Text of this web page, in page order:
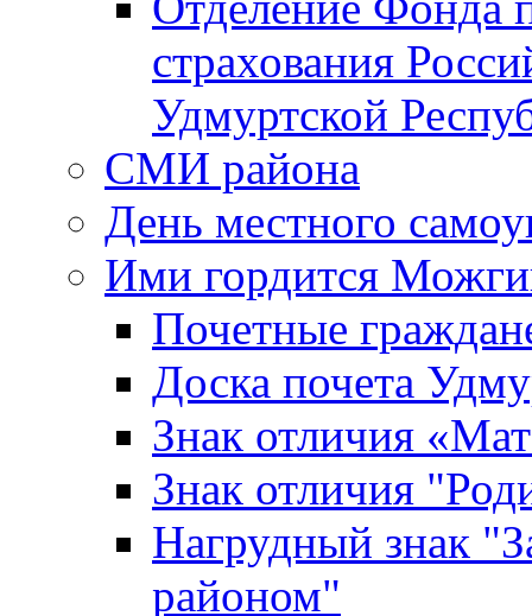
страхования
Удмуртской
СМИ района
День местного
Ими гордится
Почетные
Доска почета
Знак отличия
Знак отличия
Нагрудный знак
районом"